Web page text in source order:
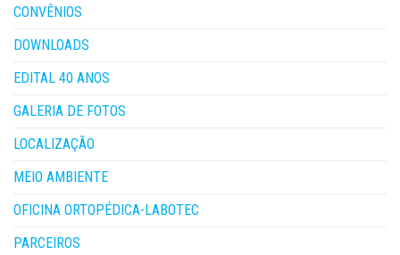
CONVÊNIOS
DOWNLOADS
EDITAL 40 ANOS
GALERIA DE FOTOS
LOCALIZAÇÃO
MEIO AMBIENTE
OFICINA ORTOPÉDICA-LABOTEC
PARCEIROS